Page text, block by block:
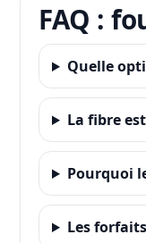
FAQ :
Quelle
La fibre
Pourquoi
Les